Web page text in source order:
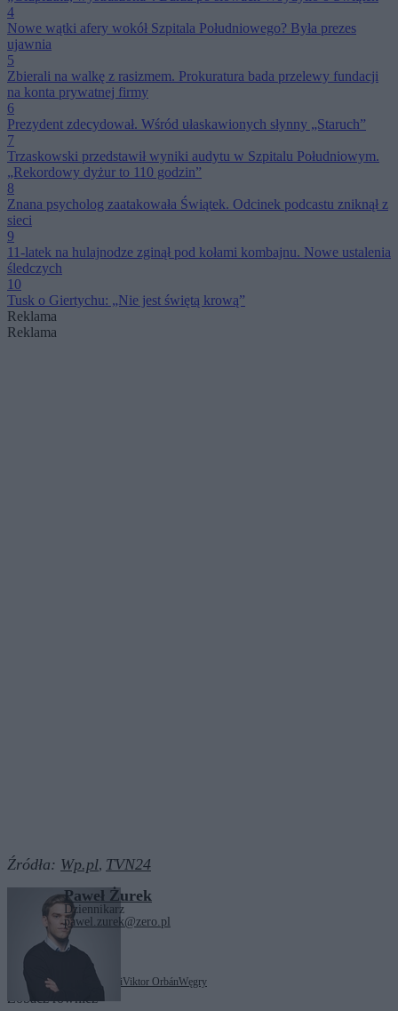
4
Nowe wątki afery wokół Szpitala Południowego? Była prezes
ujawnia
5
Zbierali na walkę z rasizmem. Prokuratura bada przelewy fundacji
na konta prywatnej firmy
6
Prezydent zdecydował. Wśród ułaskawionych słynny „Staruch”
7
Trzaskowski przedstawił wyniki audytu w Szpitalu Południowym.
„Rekordowy dyżur to 110 godzin”
8
Znana psycholog zaatakowała Świątek. Odcinek podcastu zniknął z
sieci
9
11-latek na hulajnodze zginął pod kołami kombajnu. Nowe ustalenia
śledczych
10
Tusk o Giertychu: „Nie jest świętą krową”
Reklama
Reklama
Źródła: Wp.pl, TVN24
Paweł Żurek
Dziennikarz
pawel.zurek@zero.pl
Tagi: Jarosław KaczyńskiViktor OrbánWęgry
Zobacz również